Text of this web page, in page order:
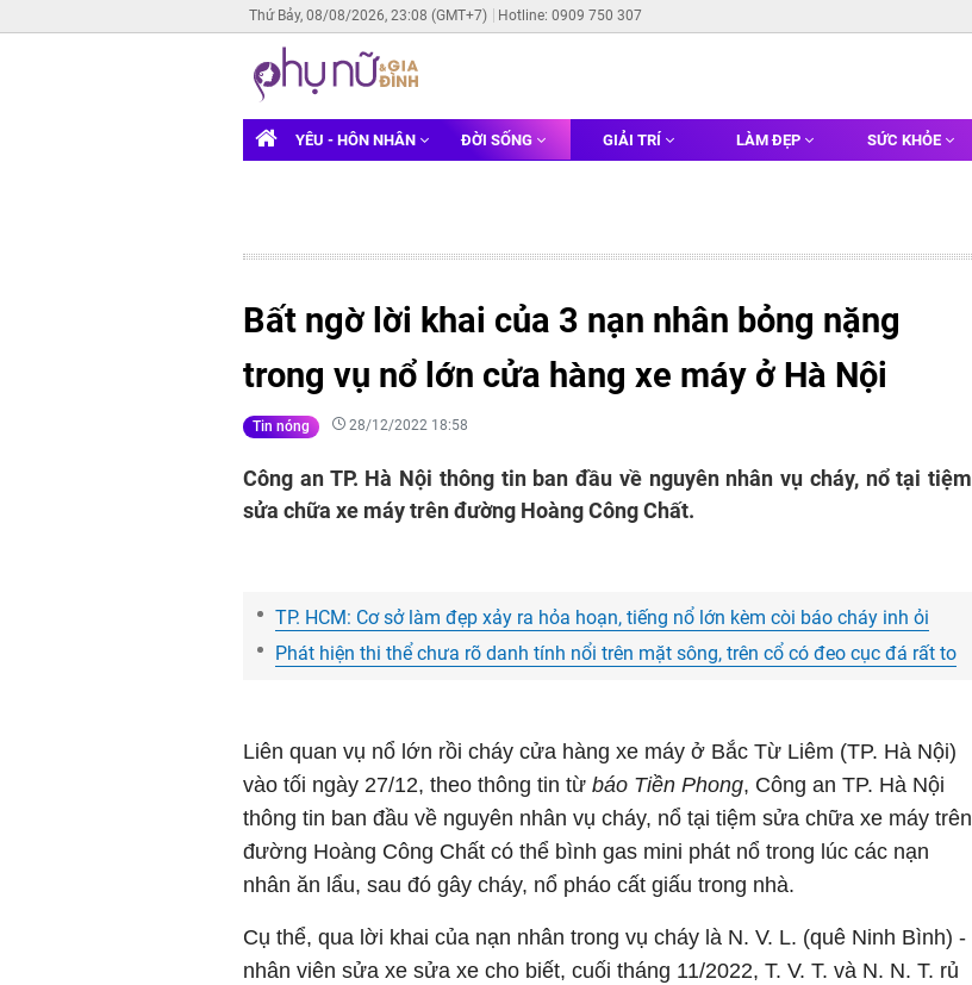
Thứ Bảy, 08/08/2026, 23:08 (GMT+7) Hotline: 0909 750 307
YÊU - HÔN NHÂN ĐỜI SỐNG GIẢI TRÍ LÀM ĐẸP SỨC KHỎE
Bất ngờ lời khai của 3 nạn nhân bỏng nặng
trong vụ nổ lớn cửa hàng xe máy ở Hà Nội
Tin nóng 28/12/2022 18:58
Công an TP. Hà Nội thông tin ban đầu về nguyên nhân vụ cháy, nổ tại tiệm
sửa chữa xe máy trên đường Hoàng Công Chất.
TP. HCM: Cơ sở làm đẹp xảy ra hỏa hoạn, tiếng nổ lớn kèm còi báo cháy inh ỏi
Phát hiện thi thể chưa rõ danh tính nổi trên mặt sông, trên cổ có đeo cục đá rất to
Liên quan vụ nổ lớn rồi cháy cửa hàng xe máy ở Bắc Từ Liêm (TP. Hà Nội)
vào tối ngày 27/12, theo thông tin từ báo Tiền Phong, Công an TP. Hà Nội
thông tin ban đầu về nguyên nhân vụ cháy, nổ tại tiệm sửa chữa xe máy trên
đường Hoàng Công Chất có thể bình gas mini phát nổ trong lúc các nạn
nhân ăn lẩu, sau đó gây cháy, nổ pháo cất giấu trong nhà.
Cụ thể, qua lời khai của nạn nhân trong vụ cháy là N. V. L. (quê Ninh Bình) -
nhân viên sửa xe sửa xe cho biết, cuối tháng 11/2022, T. V. T. và N. N. T. rủ